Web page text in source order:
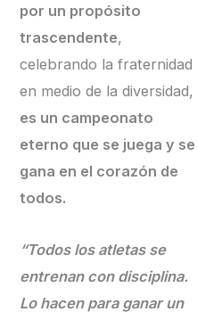
por un propósito
trascendente,
celebrando la fraternidad
en medio de la diversidad,
es un campeonato
eterno que se juega y se
gana en el corazón de
todos.
“Todos los atletas se
entrenan con disciplina.
Lo hacen para ganar un